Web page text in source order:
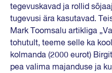
tegevuskavad ja rollid
tugevusi ära kasutavad.
Mark Toomsalu artikliga
tohutult, teeme selle ka
kolmanda (2000 eurot)
pea valima majanduse ja